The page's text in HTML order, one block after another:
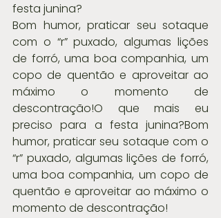
festa junina?
Bom humor, praticar seu sotaque
com o “r” puxado, algumas lições
de forró, uma boa companhia, um
copo de quentão e aproveitar ao
máximo o momento de
descontração!O que mais eu
preciso para a festa junina?Bom
humor, praticar seu sotaque com o
“r” puxado, algumas lições de forró,
uma boa companhia, um copo de
quentão e aproveitar ao máximo o
momento de descontração!